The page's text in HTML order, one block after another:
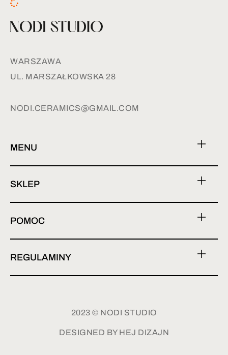
WARSZAWA
UL. MARSZAŁKOWSKA 28
NODI.CERAMICS@GMAIL.COM
MENU
SKLEP
POMOC
REGULAMINY
2023 © NODI STUDIO
DESIGNED BY HEJ DIZAJN